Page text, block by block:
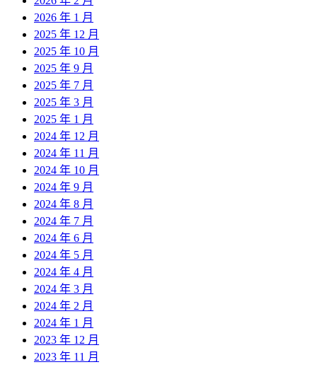
2026 年 1 月
2025 年 12 月
2025 年 10 月
2025 年 9 月
2025 年 7 月
2025 年 3 月
2025 年 1 月
2024 年 12 月
2024 年 11 月
2024 年 10 月
2024 年 9 月
2024 年 8 月
2024 年 7 月
2024 年 6 月
2024 年 5 月
2024 年 4 月
2024 年 3 月
2024 年 2 月
2024 年 1 月
2023 年 12 月
2023 年 11 月